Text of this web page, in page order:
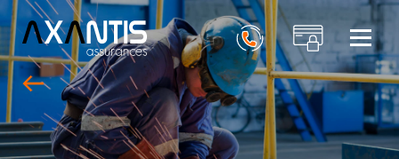
ACCUEIL
PARTICULIERS
PROFESSIONNELS